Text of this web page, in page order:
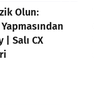
Olun:
| Salı CX